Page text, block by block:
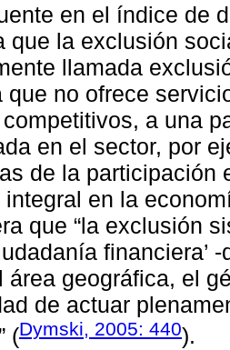
en el índice de
que la exclusión
llamada
que no ofrece
a una
en el sector, por
de la participación
integral en la
que “la exclusión
financiera’
área geográfica, el
de actuar
(Dymski, 2005: 440).